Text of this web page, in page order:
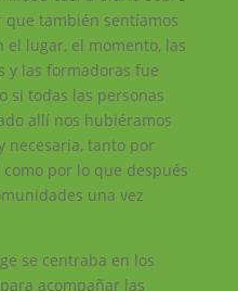
que también sentíamos
el lugar, el momento, las
y las formadoras fue
si todas las personas
allí nos hubiéramos
necesaria, tanto por
por lo que después
una vez
se centraba en los
acompañar las